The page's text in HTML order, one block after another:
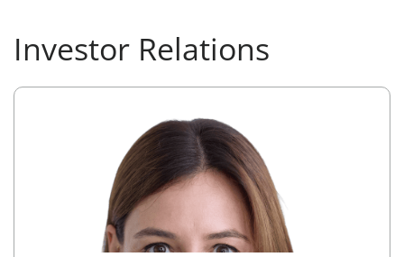
Investor Relations